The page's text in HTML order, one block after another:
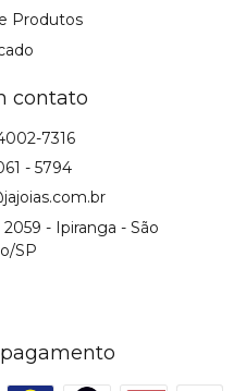
Produtos
contato
7316
- 5794
- Ipiranga - São
SP